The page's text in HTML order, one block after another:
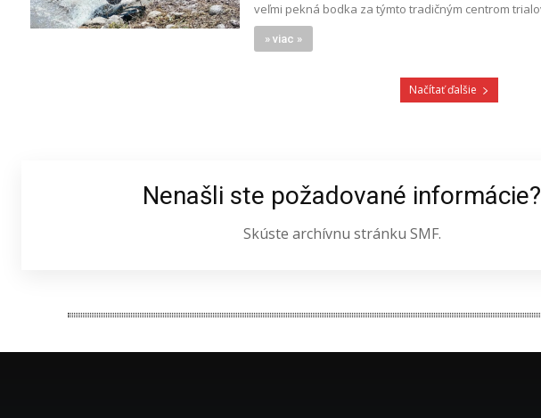
» viac »
Načítať ďalšie
Nenašli ste požadované informácie?
Skúste archívnu stránku SMF.